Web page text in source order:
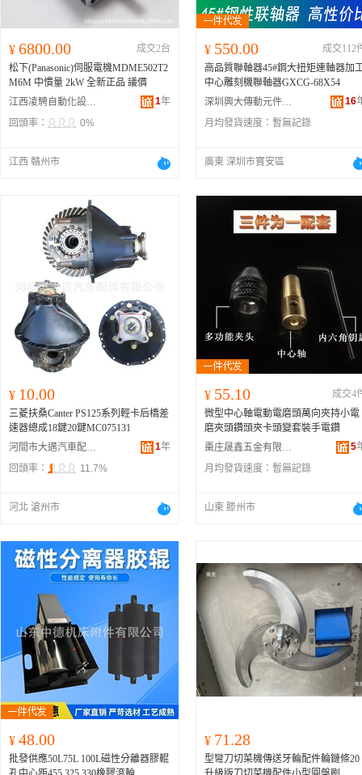
¥ 6800.00
成交2台
松下(Panasonic)伺服電機MDME502T2
M6M 中慣量 2kW 全新正品 議價
江西凌騁自動化設備有限公司
1年
回頭率：
0%
江西 贛州市
¥ 550.00
成交112
高品質聯軸器45#鋼大扭矩連軸器加
中心雕刻機聯軸器GXCG-68X54
深圳興大傳動元件有限公司
16
月均發貨速度： 暫無記錄
廣東 深圳市寶安區
¥ 10.00
三菱扶桑Canter PS125系列輕卡后橋差
速器總成18鍵20鍵MC075131
河間市大邁汽車配件有限公司
1年
回頭率：
11.7%
河北 滄州市
¥ 55.10
成交4
微型中心軸電動電磨頭萬向夾持小電
磨夾頭鑽頭夾卡頭變套裝手電鑽
棗庄晟鑫五金有限公司
5
月均發貨速度： 暫無記錄
山東 滕州市
¥ 48.00
批發供應50L75L 100L磁性分離器膠輥
¥ 71.28
型彎刀切菜機傳送牙輪配件輪鏈條20